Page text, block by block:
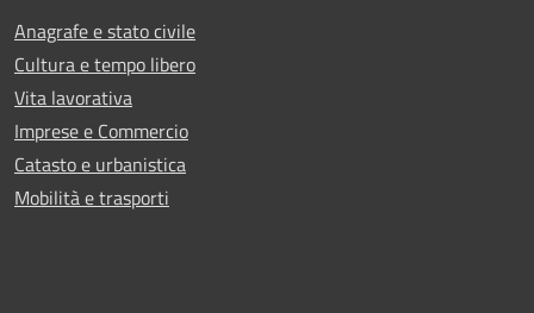
Anagrafe e stato civile
Cultura e tempo libero
Vita lavorativa
Imprese e Commercio
Catasto e urbanistica
Mobilità e trasporti